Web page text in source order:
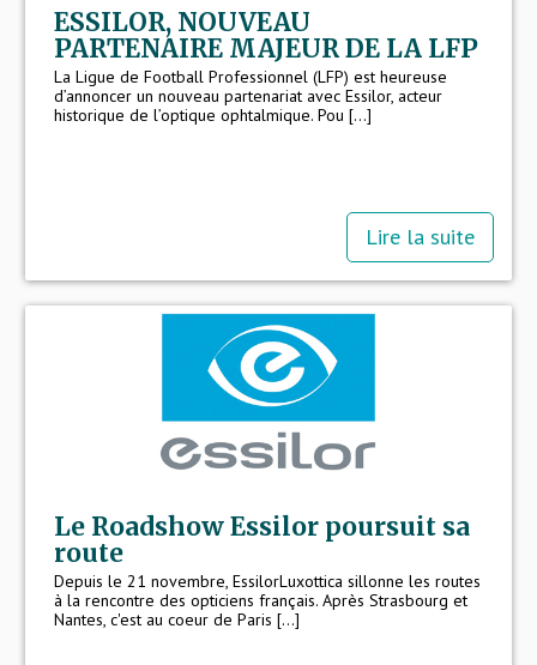
ESSILOR, NOUVEAU
PARTENAIRE MAJEUR DE LA LFP
La Ligue de Football Professionnel (LFP) est heureuse
d’annoncer un nouveau partenariat avec Essilor, acteur
historique de l’optique ophtalmique. Pou [...]
Lire la suite
Le Roadshow Essilor poursuit sa
route
Depuis le 21 novembre, EssilorLuxottica sillonne les routes
à la rencontre des opticiens français. Après Strasbourg et
Nantes, c'est au coeur de Paris [...]